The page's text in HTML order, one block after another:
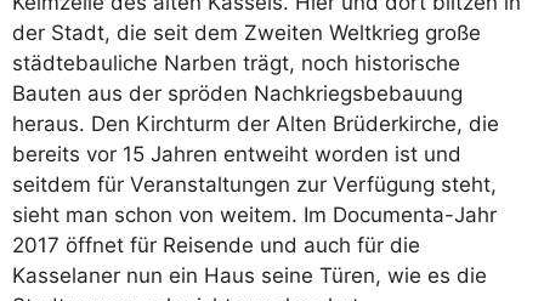
der Stadt, die seit dem Zweiten Weltkrieg große
städtebauliche Narben trägt, noch historische
Bauten aus der spröden Nachkriegsbebauung
heraus. Den Kirchturm der Alten Brüderkirche, die
bereits vor 15 Jahren entweiht worden ist und
seitdem für Veranstaltungen zur Verfügung steht,
sieht man schon von weitem. Im Documenta-Jahr
2017 öffnet für Reisende und auch für die
Kasselaner nun ein Haus seine Türen, wie es die